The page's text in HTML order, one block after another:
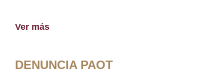
Ver más
DENUNCIA PAOT